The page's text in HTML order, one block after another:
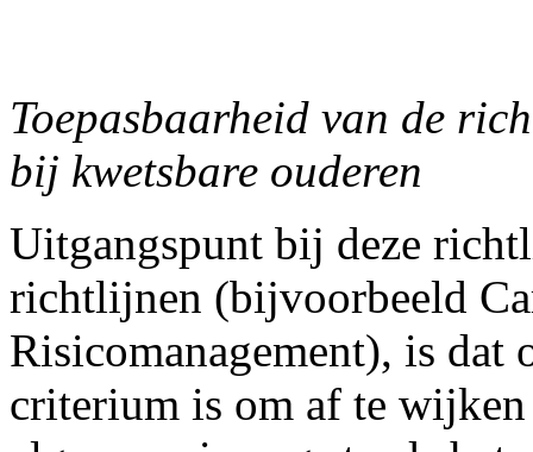
Toepasbaarheid van de
bij kwetsbare ouderen
Uitgangspunt bij deze
richtlijnen (bijvoorbeeld
Risicomanagement), is dat
criterium is om af te